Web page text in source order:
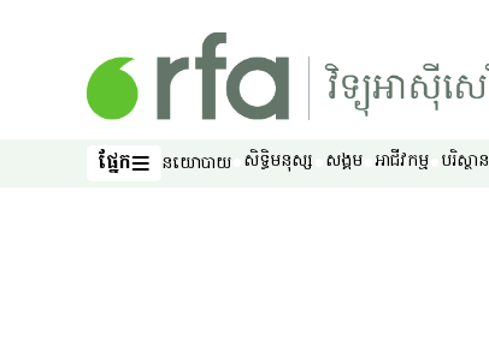
រំលងទៅមាតិកាចម្បង
ផ្នែក
ផ្នែក នយោបាយ សិទ្ធិ​មនុស្ស សង្គម អាជីវកម្ម បរិស្ថាន